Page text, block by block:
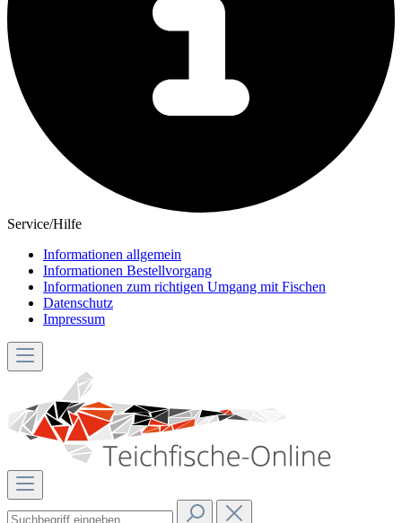
Service/Hilfe
Informationen allgemein
Informationen Bestellvorgang
Informationen zum richtigen Umgang mit Fischen
Datenschutz
Impressum